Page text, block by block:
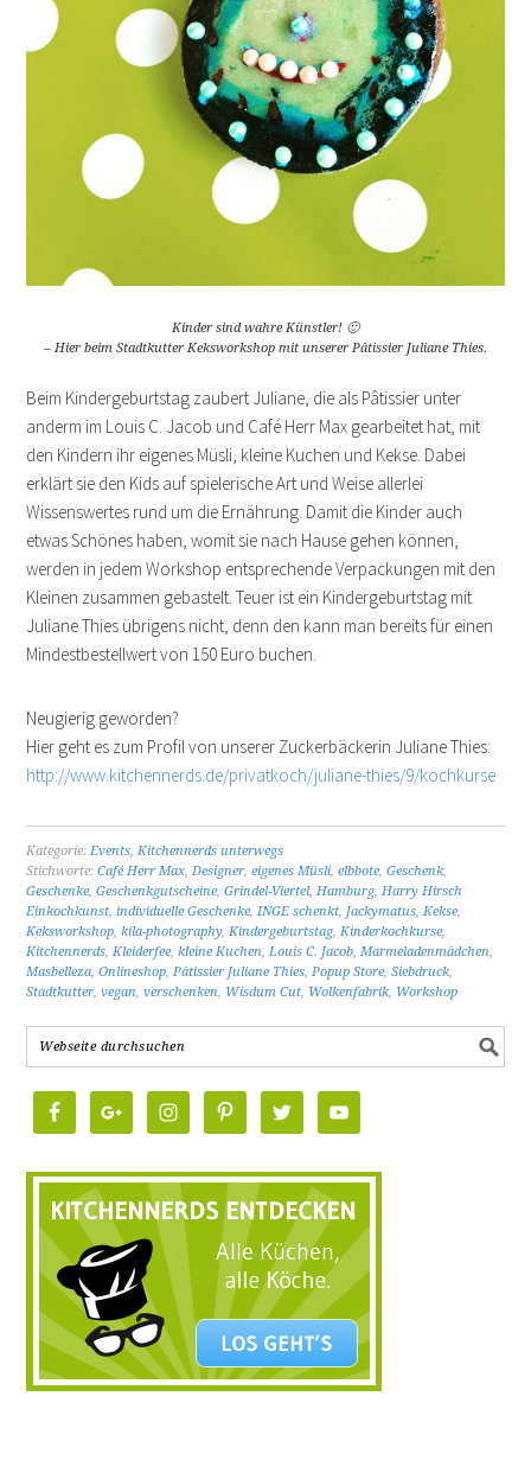
Kinder sind wahre Künstler! 🙂
– Hier beim Stadtkutter Keksworkshop mit unserer Pâtissier Juliane Thies.
Beim Kindergeburtstag zaubert Juliane, die als Pâtissier unter
anderm im Louis C. Jacob und Café Herr Max gearbeitet hat, mit
den Kindern ihr eigenes Müsli, kleine Kuchen und Kekse. Dabei
erklärt sie den Kids auf spielerische Art und Weise allerlei
Wissenswertes rund um die Ernährung. Damit die Kinder auch
etwas Schönes haben, womit sie nach Hause gehen können,
werden in jedem Workshop entsprechende Verpackungen mit den
Kleinen zusammen gebastelt. Teuer ist ein Kindergeburtstag mit
Juliane Thies übrigens nicht, denn den kann man bereits für einen
Mindestbestellwert von 150 Euro buchen.
Neugierig geworden?
Hier geht es zum Profil von unserer Zuckerbäckerin Juliane Thies:
http://www.kitchennerds.de/privatkoch/juliane-thies/9/kochkurse
Kategorie:Events,Kitchennerds unterwegs
Stichworte:Café Herr Max,Designer,eigenes Müsli,elbbote,Geschenk,
Geschenke,Geschenkgutscheine,Grindel-Viertel,Hamburg,Harry Hirsch
Einkochkunst,individuelle Geschenke,INGE schenkt, Jackymatus,Kekse,
Keksworkshop,kila-photography,Kindergeburtstag,Kinderkochkurse,
Kitchennerds,Kleiderfee,kleine Kuchen,Louis C. Jacob,Marmeladenmädchen,
Masbelleza,Onlineshop,Pâtissier Juliane Thies,Popup Store,Siebdruck,
Stadtkutter,vegan,verschenken, Wisdum Cut, Wolkenfabrik, Workshop